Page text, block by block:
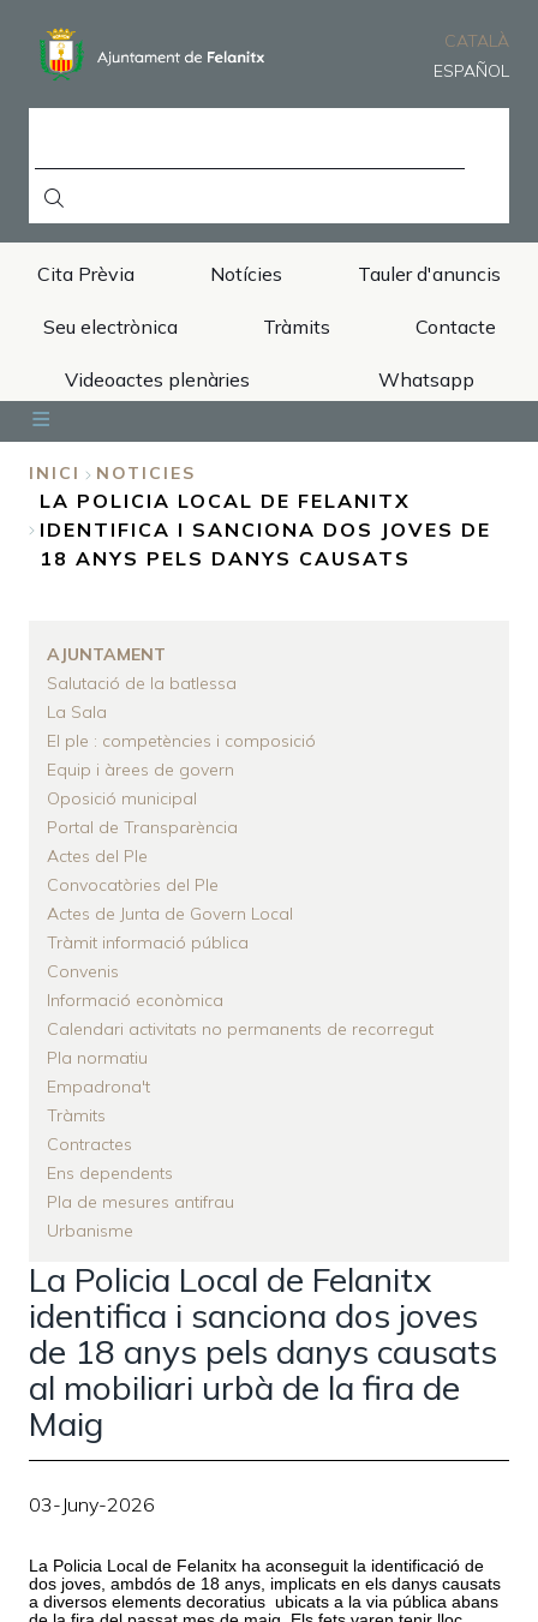
contingut
CATALÀ
ESPAÑOL
Cita Prèvia Notícies Tauler d'anuncis
Seu electrònica Tràmits Contacte
Videoactes plenàries Whatsapp
Inici
Ajuntament
Àrees
Municipi
Turisme
FIL
D'ARIADNA
INICI NOTICIES
LA POLICIA LOCAL DE FELANITX
IDENTIFICA I SANCIONA DOS JOVES DE
18 ANYS PELS DANYS CAUSATS
AJUNTAMENT
Salutació de la batlessa
La Sala
El ple : competències i composició
Equip i àrees de govern
Oposició municipal
Portal de Transparència
Actes del Ple
Convocatòries del Ple
Actes de Junta de Govern Local
Tràmit informació pública
Convenis
Informació econòmica
Calendari activitats no permanents de recorregut
Pla normatiu
Empadrona't
Tràmits
Contractes
Ens dependents
Pla de mesures antifrau
Urbanisme
La Policia Local de Felanitx
identifica i sanciona dos joves
de 18 anys pels danys causats
al mobiliari urbà de la fira de
Maig
03-Juny-2026
La Policia Local de Felanitx ha aconseguit la identificació de
dos joves, ambdós de 18 anys, implicats en els danys causats
a diversos elements decoratius ubicats a la via pública abans